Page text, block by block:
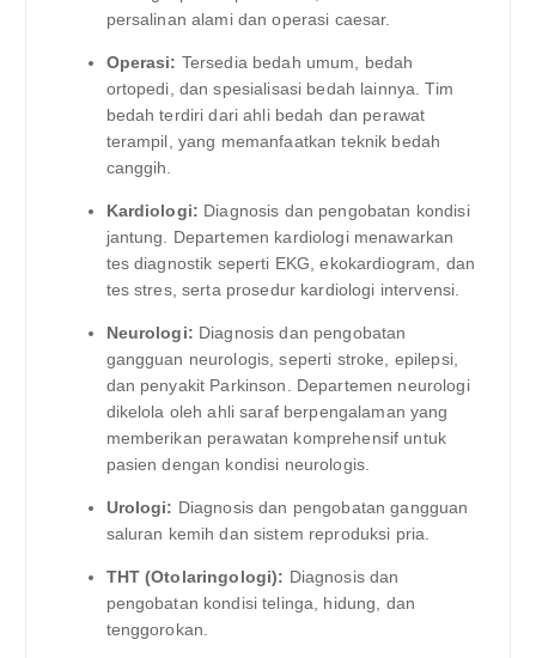
persalinan alami dan operasi caesar.
Operasi: Tersedia bedah umum, bedah
ortopedi, dan spesialisasi bedah lainnya. Tim
bedah terdiri dari ahli bedah dan perawat
terampil, yang memanfaatkan teknik bedah
canggih.
Kardiologi: Diagnosis dan pengobatan kondisi
jantung. Departemen kardiologi menawarkan
tes diagnostik seperti EKG, ekokardiogram, dan
tes stres, serta prosedur kardiologi intervensi.
Neurologi: Diagnosis dan pengobatan
gangguan neurologis, seperti stroke, epilepsi,
dan penyakit Parkinson. Departemen neurologi
dikelola oleh ahli saraf berpengalaman yang
memberikan perawatan komprehensif untuk
pasien dengan kondisi neurologis.
Urologi: Diagnosis dan pengobatan gangguan
saluran kemih dan sistem reproduksi pria.
THT (Otolaringologi): Diagnosis dan
pengobatan kondisi telinga, hidung, dan
tenggorokan.